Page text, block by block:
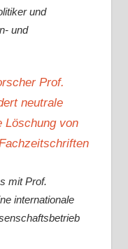
und
und
Prof.
neutrale
Löschung von
mit Prof.
internationale